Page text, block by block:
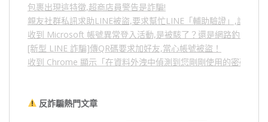
包裹出現這特徵,超商店員警告是詐騙!
親友社群私訊求助LINE被盜,要求幫忙LINE「輔助驗證」,詐騙
收到 Microsoft 帳號異常登入活動,是被駭了？還是網路釣魚？
[新型 LINE 詐騙]傳QR碼要求加好友,當心帳號被盜！
收到 Chrome 顯示「在資料外洩中偵測到您剛剛使用的密碼」
反詐騙熱門文章